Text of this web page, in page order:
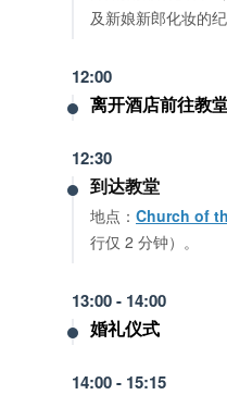
及新娘新郎化妆的纪
12:00
离开酒店前往教
12:30
到达教堂
地点： Church of
行仅 2 分钟）。
13:00 - 14:00
婚礼仪式
14:00 - 15:15